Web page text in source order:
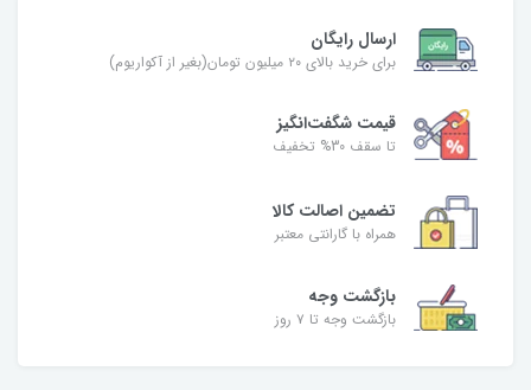
ارسال رایگان
برای خرید بالای ۲۰ میلیون تومان(بغیر از آکواریوم)
قیمت شگفت‌انگیز
تا سقف 30% تخفیف
تضمین اصالت کالا
همراه با گارانتی معتبر
بازگشت وجه
بازگشت وجه تا ۷ روز